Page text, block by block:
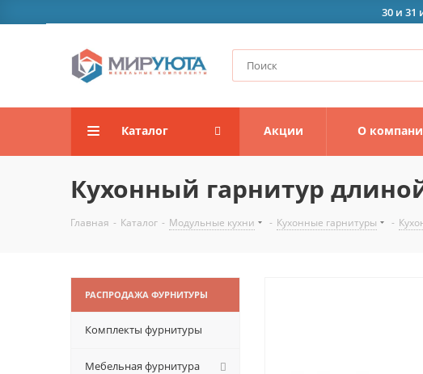
30 и 31
Каталог Акции О
Кухонный гарнитур
Главная - Каталог - Модульные кухни - Кухонные гарнитуры -
РАСПРОДАЖА ФУРНИТУРЫ
Комплекты фурнитуры
Мебельная фурнитура